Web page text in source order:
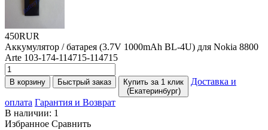
450RUR
Аккумулятор / батарея (3.7V 1000mAh BL-4U) для Nokia 8800
Arte 103-174-114715-114715
В корзину Быстрый заказ
Купить за 1 клик
(Екатеринбург)
Доставка и
оплата Гарантия и Возврат
В наличии: 1
Избранное Сравнить